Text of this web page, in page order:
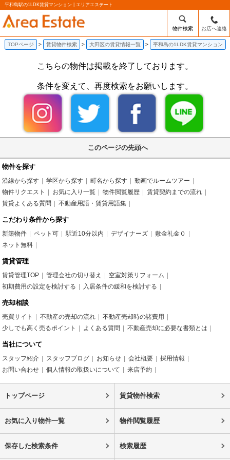
平和島駅の1LDK賃貸マンション | エリアエステート
物件検索 お店へ連絡
TOPページ 賃貸物件検索 大田区の賃貸情報一覧 平和島の1LDK賃貸マンション
こちらの物件は掲載を終了しております。
条件を変えて、再度検索をお願いします。
このページの先頭へ
物件を探す
沿線から探す 学区から探す 町名から探す
動画でルームツアー
物件リクエスト
お気に入り一覧 物件閲覧履歴
賃貸契約までの流れ
賃貸よくある質問
不動産用語・賃貸用語集
こだわり条件から探す
新築物件 ペット可 駅近10分以内 デザイナーズ
敷金礼金０
ネット無料
賃貸管理
賃貸管理TOP 管理会社の切り替え
空室対策リフォーム
初期費用の設定を検討する
入居条件の緩和を検討する
売却相談
売買サイト 不動産の売却の流れ
不動産売却時の諸費用
少しでも高く売るポイント
よくある質問 不動産売却に必要な書類とは
当社について
スタッフ紹介 スタッフブログ お知らせ 会社概要
採用情報
お問い合わせ
個人情報の取扱いについて 来店予約
トップページ 賃貸物件検索
お気に入り物件一覧 物件閲覧履歴
保存した検索条件 検索履歴